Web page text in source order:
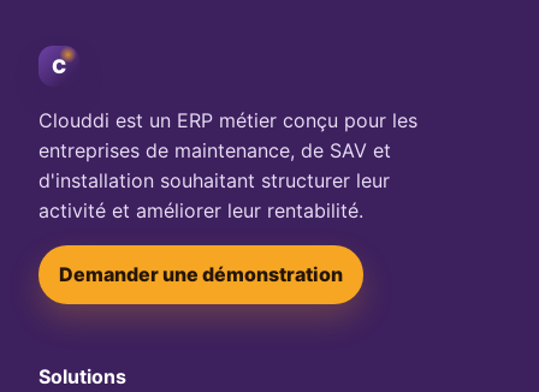
C
Clouddi est un ERP métier conçu pour les
entreprises de maintenance, de SAV et
d'installation souhaitant structurer leur
activité et améliorer leur rentabilité.
Demander une démonstration
Solutions